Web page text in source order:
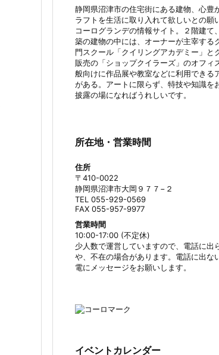
静岡県沼津市の住宅街にある建物、心豊
ラフトを生活に取り入れて欲しいとの願
コーログランデの情報サイト。２階建て
築の建物の中には、オーナーが主宰する
門スクール「クイリングアカデミー」と
販売の「ショップクイラーズ」のオフィ
般向けに作品展や教室などに利用できる
がある。アートに限らず、特技や知識を
披露の場になればうれしいです。
所在地・営業時間
住所
〒410-0022
静岡県沼津市大岡９７７−２
TEL 055-929-0569
FAX 055-957-9977
営業時間
10:00-17:00 (不定休)
少人数で運営していますので、電話に出
や、不在の場合があります。電話に出な
電にメッセージをお願いします。
イベントカレンダー